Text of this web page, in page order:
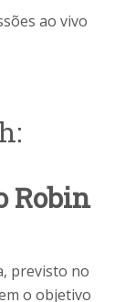
ao vivo
Robin
previsto no
o objetivo